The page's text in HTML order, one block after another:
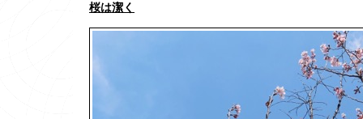
桜は潔く